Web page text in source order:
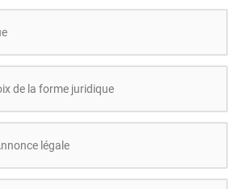
de la forme juridique
légale